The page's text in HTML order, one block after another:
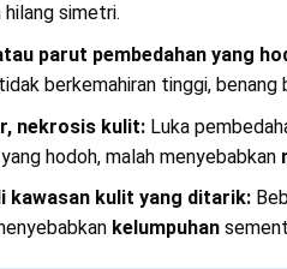
simetri.
parut pembedahan yang
berkemahiran tinggi, benang
nekrosis kulit:Luka
hodoh, malah menyebabkan
kawasan kulit yang ditarik:
kelumpuhan